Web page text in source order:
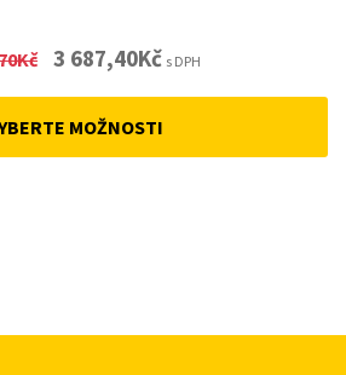
Kč Original
3 687,40KčCurrent
s DPH
MOŽNOSTI